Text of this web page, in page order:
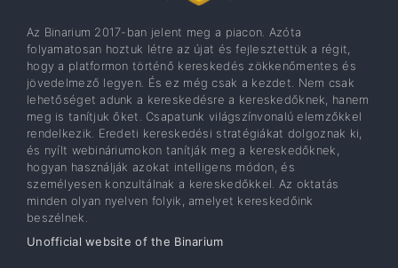
Az Binarium 2017-ban jelent meg a piacon. Azóta
folyamatosan hoztuk létre az újat és fejlesztettük a régit,
hogy a platformon történő kereskedés zökkenőmentes és
jövedelmező legyen. És ez még csak a kezdet. Nem csak
lehetőséget adunk a kereskedésre a kereskedőknek, hanem
meg is tanítjuk őket. Csapatunk világszínvonalú elemzőkkel
rendelkezik. Eredeti kereskedési stratégiákat dolgoznak ki,
és nyílt webináriumokon tanítják meg a kereskedőknek,
hogyan használják azokat intelligens módon, és
személyesen konzultálnak a kereskedőkkel. Az oktatás
minden olyan nyelven folyik, amelyet kereskedőink
beszélnek.
Unofficial website of the Binarium